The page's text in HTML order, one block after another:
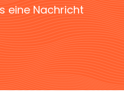
eine Nachricht